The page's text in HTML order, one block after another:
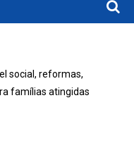
social, reformas,
famílias atingidas